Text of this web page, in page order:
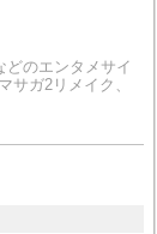
どのエンタメサイ
サガ2リメイク、